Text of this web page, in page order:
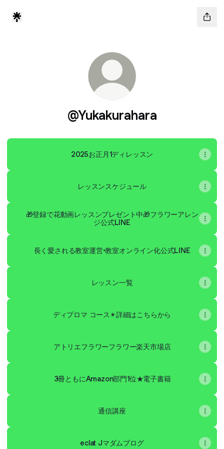
@Yukakurahara
2025お正月1ディレッスン
レッスンスケジュール
🎁登録で花動画レッスンプレゼント中🎁フラワーアレン
ジ公式LINE
長く愛される教室運営•教室オンライン化公式LINE
レッスン一覧
ディプロマ コース✴︎詳細はこちらから
アトリエフラワーフラワー楽天市場店
3冊ともにAmazon部門1位★電子書籍
通信講座
eclat Jマダムブログ